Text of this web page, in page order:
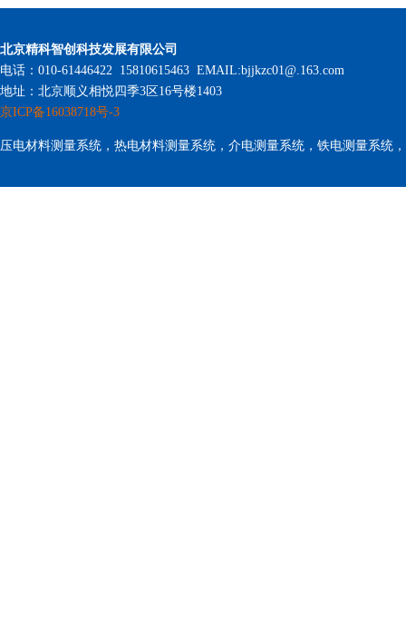
北京精科智创科技发展有限公司
电话：010-61446422 15810615463 EMAIL:bjjkzc01@.163.com
地址：北京顺义相悦四季3区16号楼1403
京ICP备16038718号-3
压电材料测量系统，热电材料测量系统，介电测量系统，铁电测量系统